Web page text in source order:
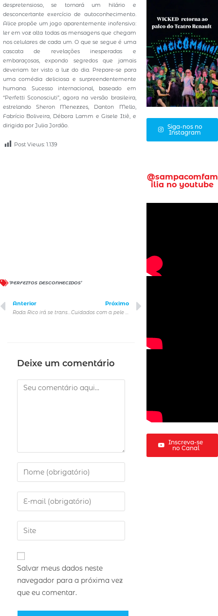
despretensioso, se tornará um hilário e
desconcertante exercício de autoconhecimento.
Alice propõe um jogo aparentemente inofensivo:
ler em voz alta todas as mensagens que chegam
nos celulares de cada um. O que se segue é uma
cascata de revelações inesperadas e
embaraçosas, expondo segredos que jamais
deveriam ter visto a luz do dia. Prepare-se para
uma comédia deliciosa e surpreendentemente
humana. Sucesso internacional, baseado em
“Perfetti Sconosciuti”, agora na versão brasileira,
estrelando Sheron Menezzes, Danton Mello,
Fabrício Boliveira, Débora Lamm e Gisele Itiê, e
dirigida por Julia Jordão.
Post Views: 1.139
‘PERFEITOS DESCONHECIDOS’
Anterior Próximo
Deixe um comentário
Salvar meus dados neste
navegador para a próxima vez
que eu comentar.
Siga-nos no
Instagram
@sampacomfam
ilia no youtube
Inscreva-se
no Canal